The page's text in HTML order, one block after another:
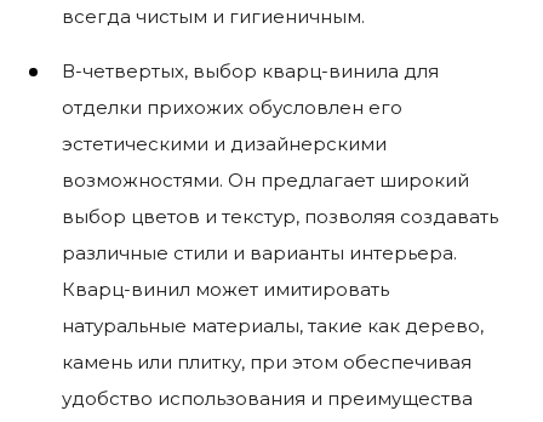
всегда чистым и гигиеничным.
В-четвертых, выбор кварц-винила для
отделки прихожих обусловлен его
эстетическими и дизайнерскими
возможностями. Он предлагает широкий
выбор цветов и текстур, позволяя создавать
различные стили и варианты интерьера.
Кварц-винил может имитировать
натуральные материалы, такие как дерево,
камень или плитку, при этом обеспечивая
удобство использования и преимущества